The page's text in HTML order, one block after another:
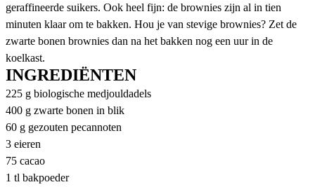
geraffineerde suikers. Ook heel fijn: de brownies zijn al in tien
minuten klaar om te bakken. Hou je van stevige brownies? Zet de
zwarte bonen brownies dan na het bakken nog een uur in de
koelkast.
INGREDIËNTEN
225 g biologische medjouldadels
400 g zwarte bonen in blik
60 g gezouten pecannoten
3 eieren
75 cacao
1 tl bakpoeder